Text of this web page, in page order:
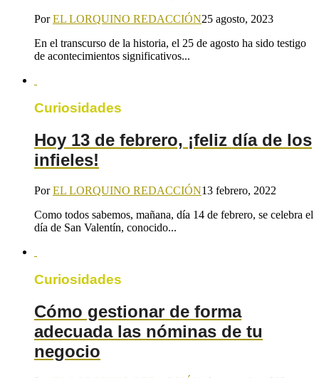
PorEL LORQUINO REDACCIÓN25 agosto, 2023
En el transcurso de la historia, el 25 de agosto ha sido testigo
de acontecimientos significativos...
Curiosidades
Hoy 13 de febrero, ¡feliz día de los
infieles!
PorEL LORQUINO REDACCIÓN13 febrero, 2022
Como todos sabemos, mañana, día 14 de febrero, se celebra el
día de San Valentín, conocido...
Curiosidades
Cómo gestionar de forma
adecuada las nóminas de tu
negocio